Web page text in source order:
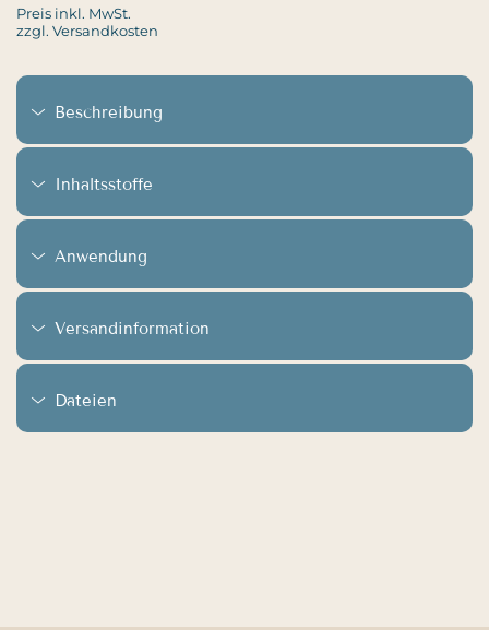
Preis inkl. MwSt.
zzgl. Versandkosten
Beschreibung
Inhaltsstoffe
Anwendung
Versandinformation
Dateien